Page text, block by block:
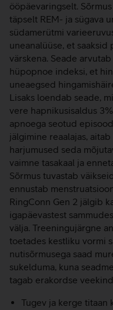
ööpäevaringselt.
täpselt REM- ja sügava
südamerütmi
uneanalüüse, et saaksid
värskena. Seade
hüpopnoe indeksi, et
uneaegsed
Lisaks loendab seade,
vere hapnikusisaldus
apnoega seotud
jälgimine reaalajas,
harjumused seda
vaimne tasakaal ja
Sõrmus tuvastab
ennustab
RingConn Gen 2 jälgib
igapäevastest
välja. Treeningujärgne
toetades kestliku vormi
nutisõrmusega saad
sukelduma, kuna
tagab erakordse
Tugev ja kerge titaan